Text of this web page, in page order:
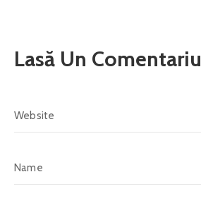
Lasă Un Comentariu